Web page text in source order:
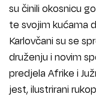
su činili okosnicu
te svojim kućama
Karlovčani su se
druženju i novim
predjela Afrike i
jest, ilustrirani